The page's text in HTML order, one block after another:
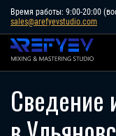
Skip
content
Время работы: 9:00-20:00
sales@arefyevstudio.com
Сведение